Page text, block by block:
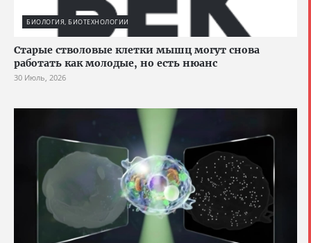
БИОЛОГИЯ, БИОТЕХНОЛОГИИ
Старые стволовые клетки мышц могут снова
работать как молодые, но есть нюанс
30 Июль, 2026